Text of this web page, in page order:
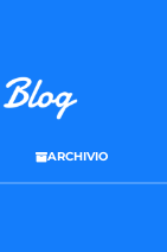
ARCHIVIO